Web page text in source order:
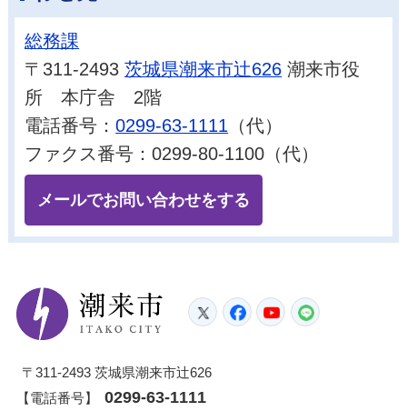
総務課
〒311-2493茨城県潮来市辻626 潮来市役
所 本庁舎 2階
電話番号：0299-63-1111 （代）
ファクス番号：0299-80-1100（代）
メールでお問い合わせをする
潮来市
TwitterFacebook
YouTube
〒311-2493 茨城県潮来市辻626
【電話番号】
0299-63-1111